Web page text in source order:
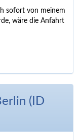
sofort von meinem
wäre die Anfahrt
(ID